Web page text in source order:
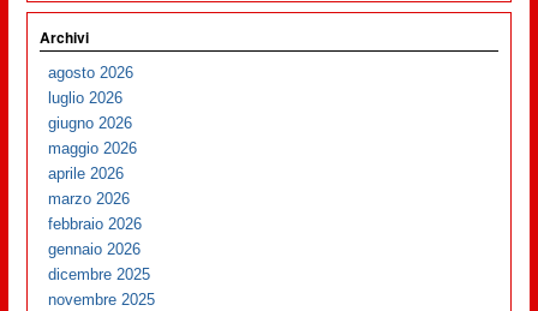
Archivi
agosto 2026
luglio 2026
giugno 2026
maggio 2026
aprile 2026
marzo 2026
febbraio 2026
gennaio 2026
dicembre 2025
novembre 2025